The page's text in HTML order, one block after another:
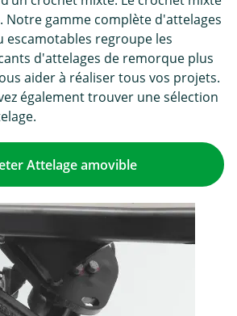
Notre gamme complète d'attelages
escamotables regroupe les
d'attelages de remorque plus
aider à réaliser tous vos projets.
également trouver une sélection
Attelage amovible